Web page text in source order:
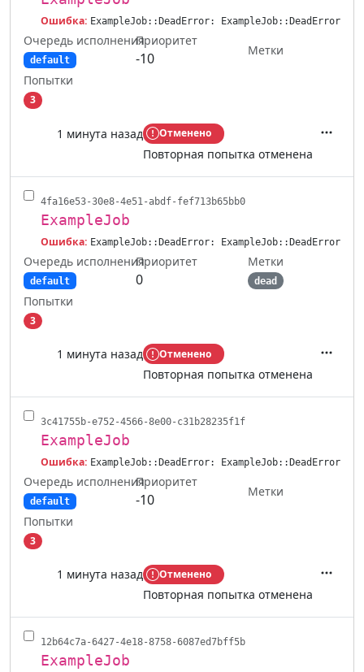
Ошибка: ExampleJob::DeadError: ExampleJob::DeadError
Очередь исполнения
default
Приоритет
-10
Метки
Попытки
3
1 минута назад Отменено
Повторная попытка отменена
4fa16e53-30e8-4e51-abdf-fef713b65bb0
ExampleJob
Ошибка: ExampleJob::DeadError: ExampleJob::DeadError
Очередь исполнения
default
Приоритет
0
Метки
dead
Попытки
3
1 минута назад Отменено
Повторная попытка отменена
3c41755b-e752-4566-8e00-c31b28235f1f
ExampleJob
Ошибка: ExampleJob::DeadError: ExampleJob::DeadError
Очередь исполнения
default
Приоритет
-10
Метки
Попытки
3
1 минута назад Отменено
Повторная попытка отменена
12b64c7a-6427-4e18-8758-6087ed7bff5b
ExampleJob